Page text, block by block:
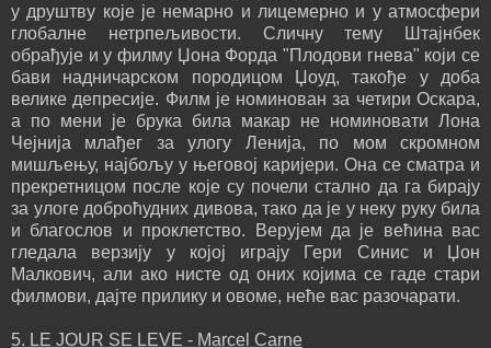
у друштву које је немарно и лицемерно и у атмосфери
глобалне нетрпељивости. Сличну тему Штајнбек
обрађује и у филму Џона Форда "Плодови гнева" који се
бави надничарском породицом Џоуд, такође у доба
велике депресије. Филм је номинован за четири Оскара,
а по мени је брука била макар не номиновати Лона
Чејнија млађег за улогу Ленија, по мом скромном
мишљењу, најбољу у његовој каријери. Она се сматра и
прекретницом после које су почели стално да га бирају
за улоге доброћудних дивова, тако да је у неку руку била
и благослов и проклетство. Верујем да је већина вас
гледала верзију у којој играју Гери Синис и Џон
Малкович, али ако нисте од оних којима се гаде стари
филмови, дајте прилику и овоме, неће вас разочарати.
5. LE JOUR SE LEVE - Marcel Carne